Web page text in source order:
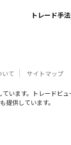
トレード手法
いて サイトマップ
います。トレードビ
提供しています。